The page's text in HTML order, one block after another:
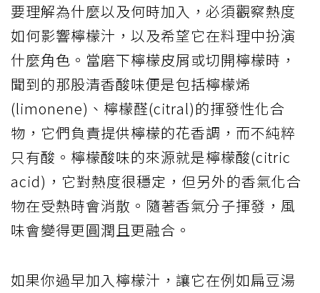
要理解為什麼以及何時加入，必須觀察熱度
如何影響檸檬汁，以及希望它在料理中扮演
什麼角色。當磨下檸檬皮屑或切開檸檬時，
聞到的那股清香酸味便是包括檸檬烯
(limonene)、檸檬醛(citral)的揮發性化合
物，它們負責提供檸檬的花香調，而不純粹
只有酸。檸檬酸味的來源就是檸檬酸(citric
acid)，它對熱度很穩定，但另外的香氣化合
物在受熱時會消散。隨著香氣分子揮發，風
味會變得更圓潤且更融合。
如果你過早加入檸檬汁，讓它在例如扁豆湯